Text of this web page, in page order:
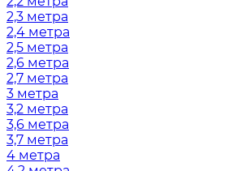
2,3 метра
2,4 метра
2,5 метра
2,6 метра
2,7 метра
3 метра
3,2 метра
3,6 метра
3,7 метра
4 метра